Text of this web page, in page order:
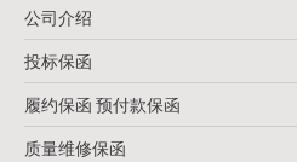
公司介绍
投标保函
履约保函 预付款保函
质量维修保函